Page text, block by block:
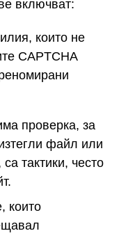
включват:
които не
CAPTCHA
проверка, за
файл или
тактики, често
които